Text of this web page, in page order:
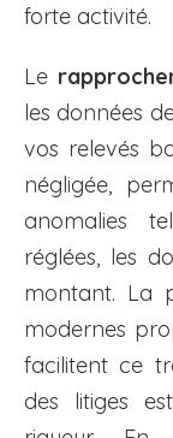
forte activité.
Le
les données
vos relevés
négligée,
anomalies
réglées, les
montant. La
modernes
facilitent ce
des litiges